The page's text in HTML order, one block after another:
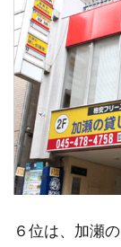
６位は、加瀬